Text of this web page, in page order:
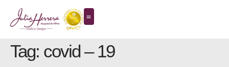
Tag: covid – 19